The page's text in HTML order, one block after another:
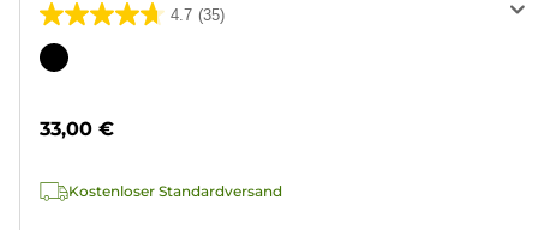
4.7 (35)
4.7
von
35
Farbpatrone
33,00 €
Kostenloser Standardversand